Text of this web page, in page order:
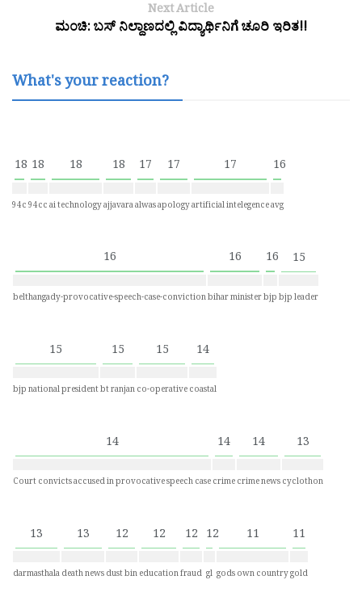
Next Article
ಮಂಚಿ: ಬಸ್ ನಿಲ್ದಾಣದಲ್ಲಿ ವಿದ್ಯಾರ್ಥಿನಿಗೆ ಚೂರಿ ಇರಿತ!!
What's your reaction?
18
94c
18
94cc
18
ai technology
18
ajjavara
17
alwas
17
apology
17
artificial intelegence
16
avg
16
belthangady-provocative-speech-case-conviction
16
bihar minister
16
bjp
15
bjp leader
15
bjp national president
15
bt ranjan
15
co-operative
14
coastal
14
Court convicts accused in provocative speech case
14
crime
14
crime news
13
cyclothon
13
darmasthala
13
death news
12
dust bin
12
education
12
fraud
12
gl
11
gods own country
11
gold